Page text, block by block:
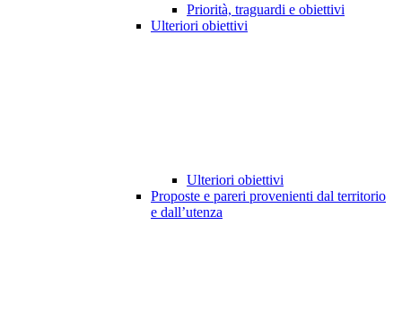
Priorità, traguardi e obiettivi
Ulteriori obiettivi
Ulteriori obiettivi
Proposte e pareri provenienti dal territorio
e dall’utenza